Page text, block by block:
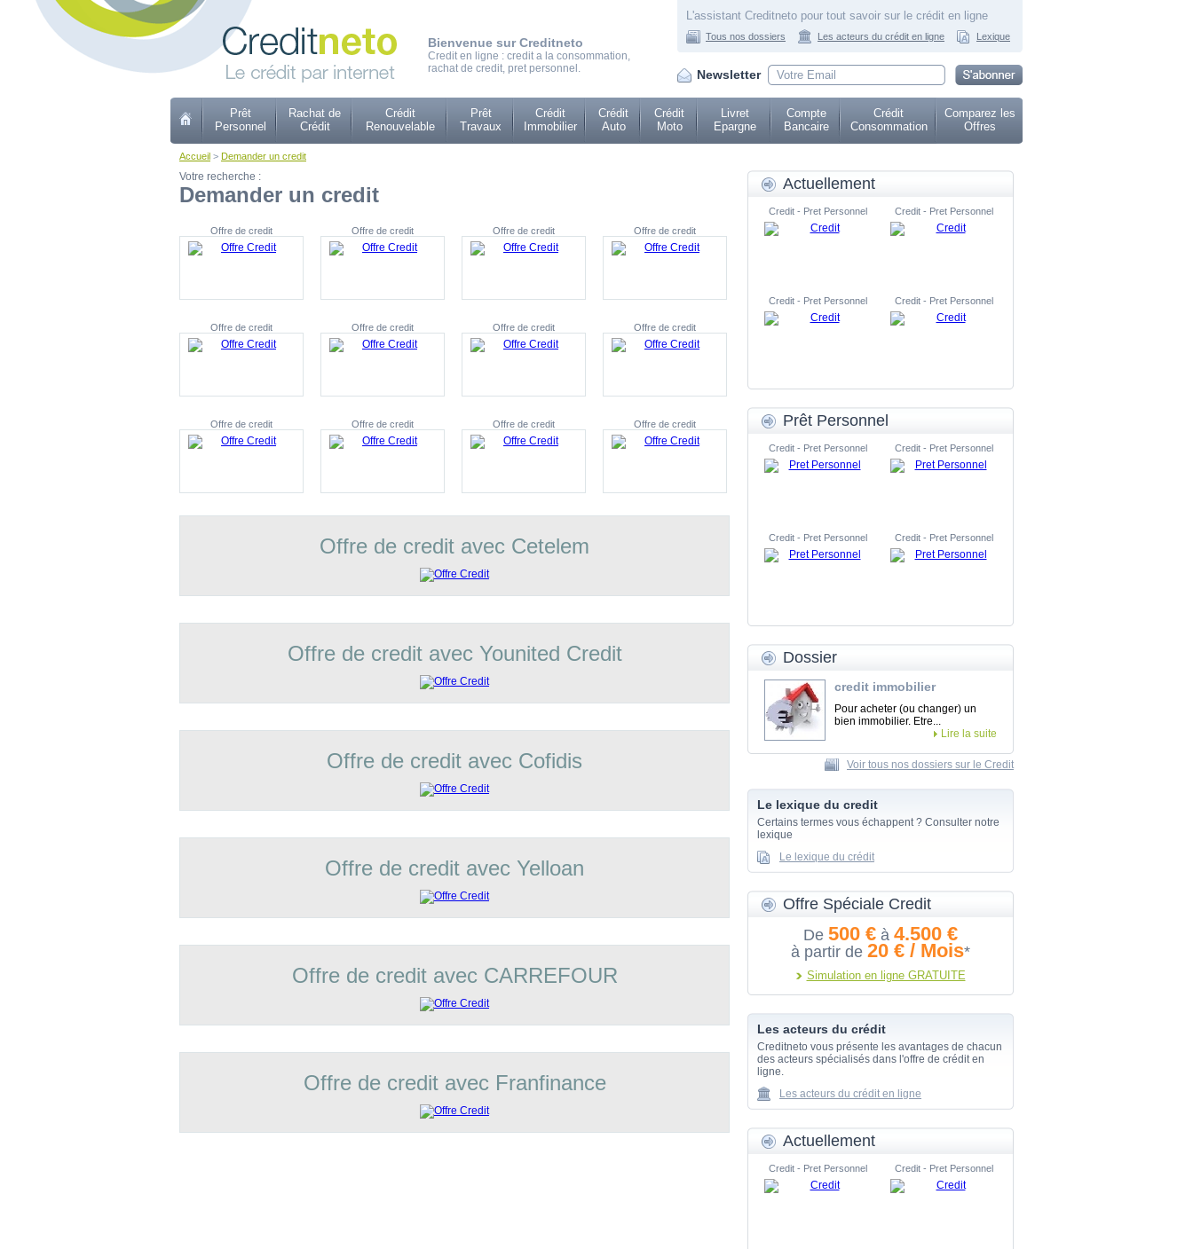
Bienvenue sur Creditneto
Credit en ligne : credit a la consommation,
rachat de credit, pret personnel.
L'assistant Creditneto pour tout savoir sur le crédit en ligne
Tous nos dossiers Les acteurs du crédit en ligne Lexique
Newsletter
Prêt
Personnel
Rachat de
Crédit
Crédit
Renouvelable
Prêt
Travaux
Crédit
Immobilier
Crédit
Auto
Crédit
Moto
Livret
Epargne
Compte
Bancaire
Crédit
Consommation
Comparez les
Offres
Accueil > Demander un credit
Votre recherche :
Demander un credit
Offre de credit Offre de credit Offre de credit Offre de credit
Offre de credit Offre de credit Offre de credit Offre de credit
Offre de credit Offre de credit Offre de credit Offre de credit
Offre de credit avec Cetelem
Offre de credit avec Younited Credit
Offre de credit avec Cofidis
Offre de credit avec Yelloan
Offre de credit avec CARREFOUR
Offre de credit avec Franfinance
Actuellement
Credit - Pret Personnel Credit - Pret Personnel
Credit - Pret Personnel Credit - Pret Personnel
Prêt Personnel
Credit - Pret Personnel Credit - Pret Personnel
Credit - Pret Personnel Credit - Pret Personnel
Dossier
credit immobilier
Pour acheter (ou changer) un
bien immobilier. Etre...
Lire la suite
Voir tous nos dossiers sur le Credit
Le lexique du credit
Certains termes vous échappent ? Consulter notre
lexique
Le lexique du crédit
Offre Spéciale Credit
De 500 € à 4.500 €
à partir de 20 € / Mois*
Simulation en ligne GRATUITE
Les acteurs du crédit
Creditneto vous présente les avantages de chacun
des acteurs spécialisés dans l'offre de crédit en
ligne.
Les acteurs du crédit en ligne
Actuellement
Credit - Pret Personnel Credit - Pret Personnel